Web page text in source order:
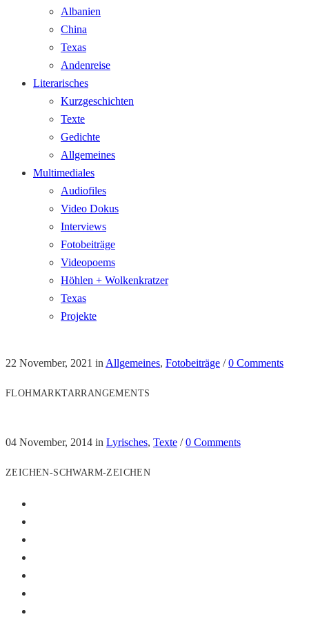
Albanien
China
Texas
Andenreise
Literarisches
Kurzgeschichten
Texte
Gedichte
Allgemeines
Multimediales
Audiofiles
Video Dokus
Interviews
Fotobeiträge
Videopoems
Höhlen + Wolkenkratzer
Texas
Projekte
22 November, 2021 in Allgemeines, Fotobeiträge /0 Comments
FLOHMARKTARRANGEMENTS
04 November, 2014 in Lyrisches, Texte /0 Comments
ZEICHEN-SCHWARM-ZEICHEN